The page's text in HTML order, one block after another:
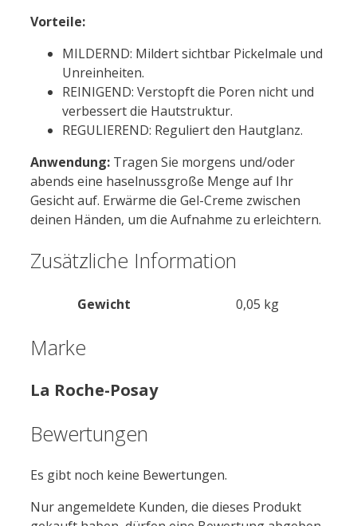
Vorteile:
MILDERND: Mildert sichtbar Pickelmale und
Unreinheiten.
REINIGEND: Verstopft die Poren nicht und
verbessert die Hautstruktur.
REGULIEREND: Reguliert den Hautglanz.
Anwendung: Tragen Sie morgens und/oder
abends eine haselnussgroße Menge auf Ihr
Gesicht auf. Erwärme die Gel-Creme zwischen
deinen Händen, um die Aufnahme zu erleichtern.
Zusätzliche Information
Gewicht 0,05 kg
Marke
La Roche-Posay
Bewertungen
Es gibt noch keine Bewertungen.
Nur angemeldete Kunden, die dieses Produkt